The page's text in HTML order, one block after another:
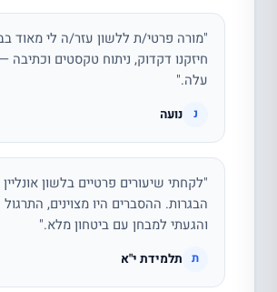
"מורה פרטי/ת ללשון עזר/ה לי מאוד
חיזקנו דקדוק, ניתוח טקסטים וכתיבה —
עלה."
נ נועה
"לקחתי שיעורים פרטיים בלשון
הבגרות. ההסברים היו מצוינים,
והגעתי למבחן עם ביטחון מלא."
ת תלמידת י"א